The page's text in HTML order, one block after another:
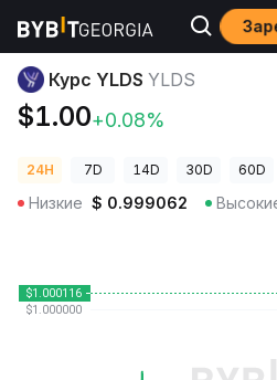
Цены криптовалют Курс YLDS YLDS
Курс YLDS YLDS
$1.00+0.08%
24H 7D 14D 30D 60D
Низкие $ 0.999062